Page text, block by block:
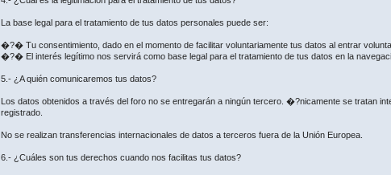
La base legal para el tratamiento de tus datos personales puede ser:
�?� Tu consentimiento, dado en el momento de facilitar voluntariamente tus datos al entrar
�?� El interés legítimo nos servirá como base legal para el tratamiento de tus datos en la
5.- ¿A quién comunicaremos tus datos?
Los datos obtenidos a través del foro no se entregarán a ningún tercero. �?nicamente se tratan
registrado.
No se realizan transferencias internacionales de datos a terceros fuera de la Unión Europea.
6.- ¿Cuáles son tus derechos cuando nos facilitas tus datos?